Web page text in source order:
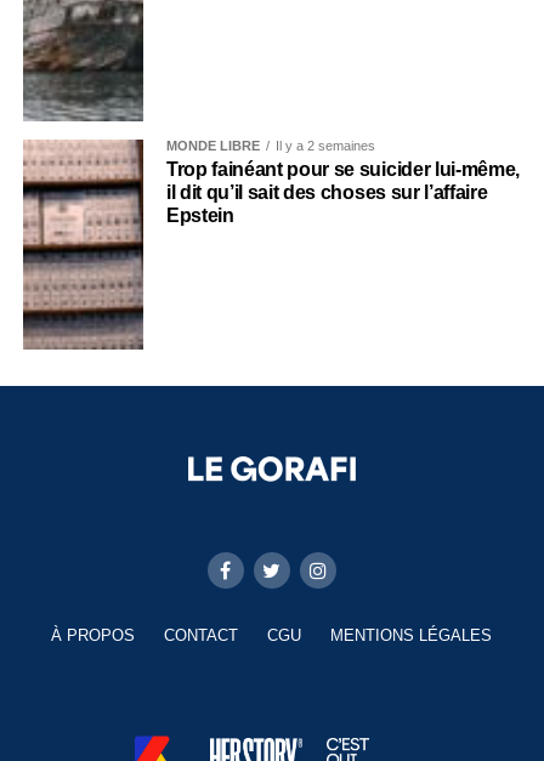
MONDE LIBRE Il y a 2 semaines
Trop fainéant pour se suicider lui-même,
il dit qu’il sait des choses sur l’affaire
Epstein
À PROPOS CONTACT CGU MENTIONS LÉGALES